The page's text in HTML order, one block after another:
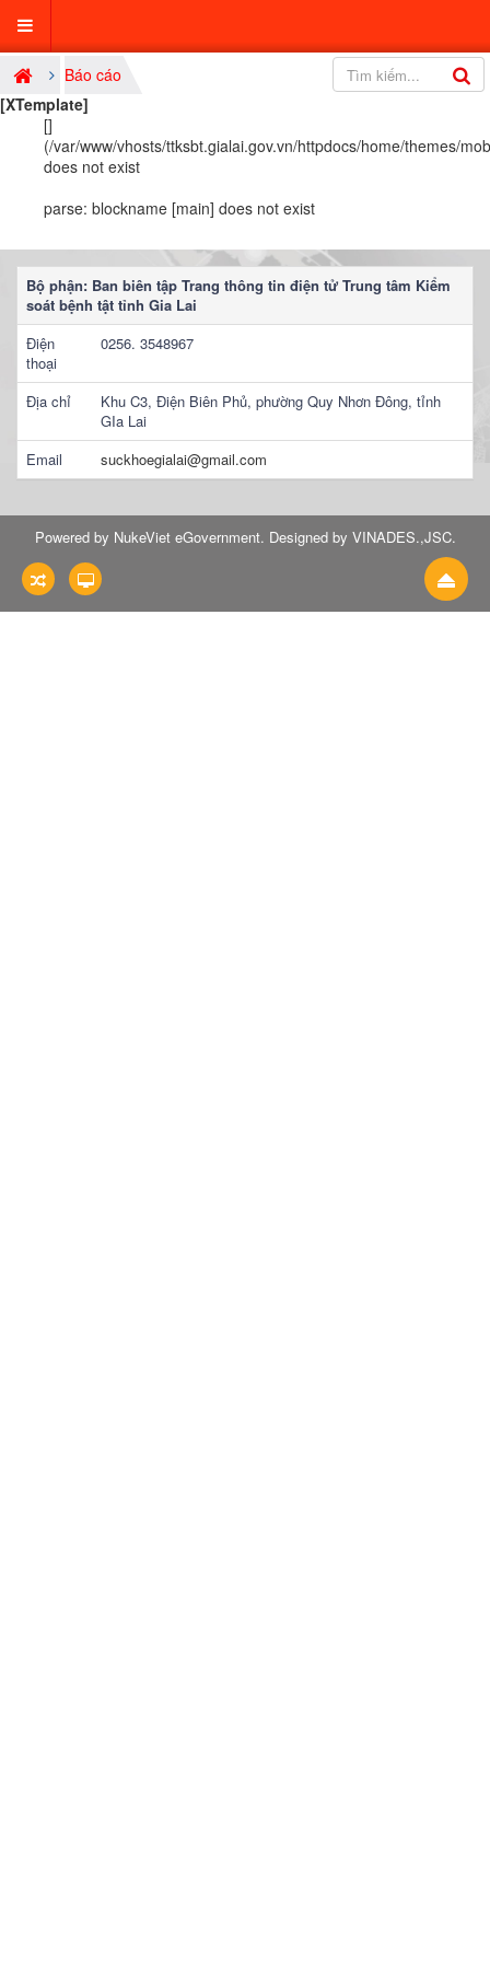
Báo cáo
[XTemplate]
[]
(/var/www/vhosts/ttksbt.gialai.gov.vn/httpdocs/home/themes/
does not exist
parse: blockname [main] does not exist
Bộ phận: Ban biên tập Trang thông tin điện tử Trung tâm Kiểm
soát bệnh tật tỉnh Gia Lai
Điện
thoại
0256. 3548967
Địa chỉ
Khu C3, Điện Biên Phủ, phường Quy Nhơn Đông, tỉnh
GIa Lai
Email
suckhoegialai@gmail.com
Powered by NukeViet eGovernment. Designed by VINADES.,JSC.